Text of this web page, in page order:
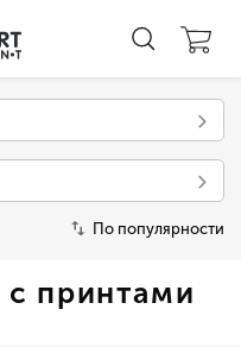
По популярности
принтами